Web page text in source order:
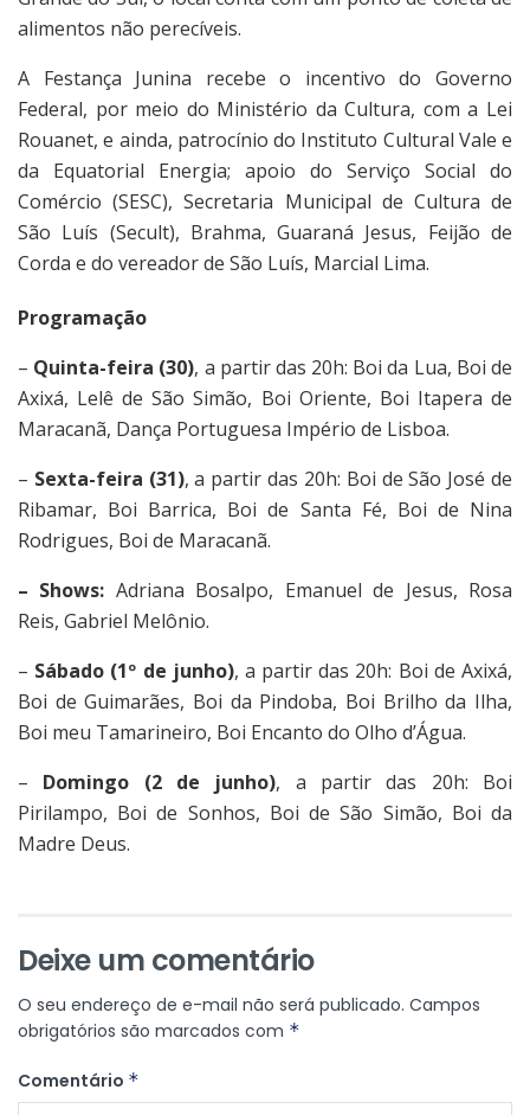
alimentos não perecíveis.
A Festança Junina recebe o incentivo do Governo
Federal, por meio do Ministério da Cultura, com a Lei
Rouanet, e ainda, patrocínio do Instituto Cultural Vale e
da Equatorial Energia; apoio do Serviço Social do
Comércio (SESC), Secretaria Municipal de Cultura de
São Luís (Secult), Brahma, Guaraná Jesus, Feijão de
Corda e do vereador de São Luís, Marcial Lima.
Programação
– Quinta-feira (30), a partir das 20h: Boi da Lua, Boi de
Axixá, Lelê de São Simão, Boi Oriente, Boi Itapera de
Maracanã, Dança Portuguesa Império de Lisboa.
– Sexta-feira (31), a partir das 20h: Boi de São José de
Ribamar, Boi Barrica, Boi de Santa Fé, Boi de Nina
Rodrigues, Boi de Maracanã.
– Shows: Adriana Bosalpo, Emanuel de Jesus, Rosa
Reis, Gabriel Melônio.
– Sábado (1º de junho), a partir das 20h: Boi de Axixá,
Boi de Guimarães, Boi da Pindoba, Boi Brilho da Ilha,
Boi meu Tamarineiro, Boi Encanto do Olho d’Água.
– Domingo (2 de junho), a partir das 20h: Boi
Pirilampo, Boi de Sonhos, Boi de São Simão, Boi da
Madre Deus.
Deixe um comentário
O seu endereço de e-mail não será publicado. Campos
obrigatórios são marcados com *
Comentário *